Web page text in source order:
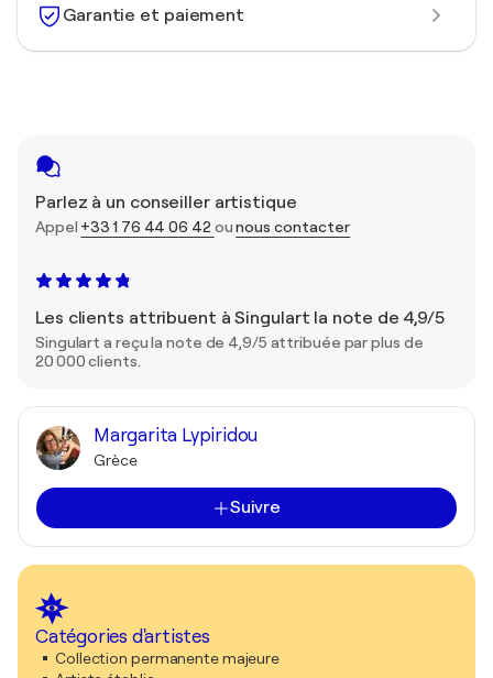
Garantie et paiement
Parlez à un conseiller artistique
Appel +33 1 76 44 06 42ounous contacter
Les clients attribuent à Singulart la note de 4,9/5
Singulart a reçu la note de 4,9/5 attribuée par plus de
20 000 clients.
Margarita Lypiridou
Grèce
Suivre
Catégories d'artistes
Collection permanente majeure